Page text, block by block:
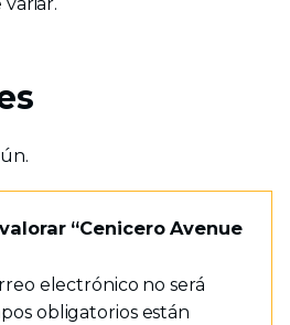
“Cenicero Avenue
electrónico no será
obligatorios están